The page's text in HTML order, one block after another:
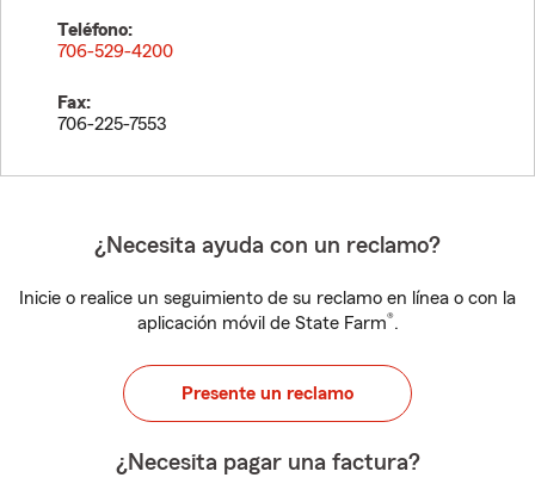
Teléfono:
706-529-4200
Fax:
706-225-7553
¿Necesita ayuda con un reclamo?
Inicie o realice un seguimiento de su reclamo en línea o con la
aplicación móvil de State Farm®.
Presente un reclamo
¿Necesita pagar una factura?